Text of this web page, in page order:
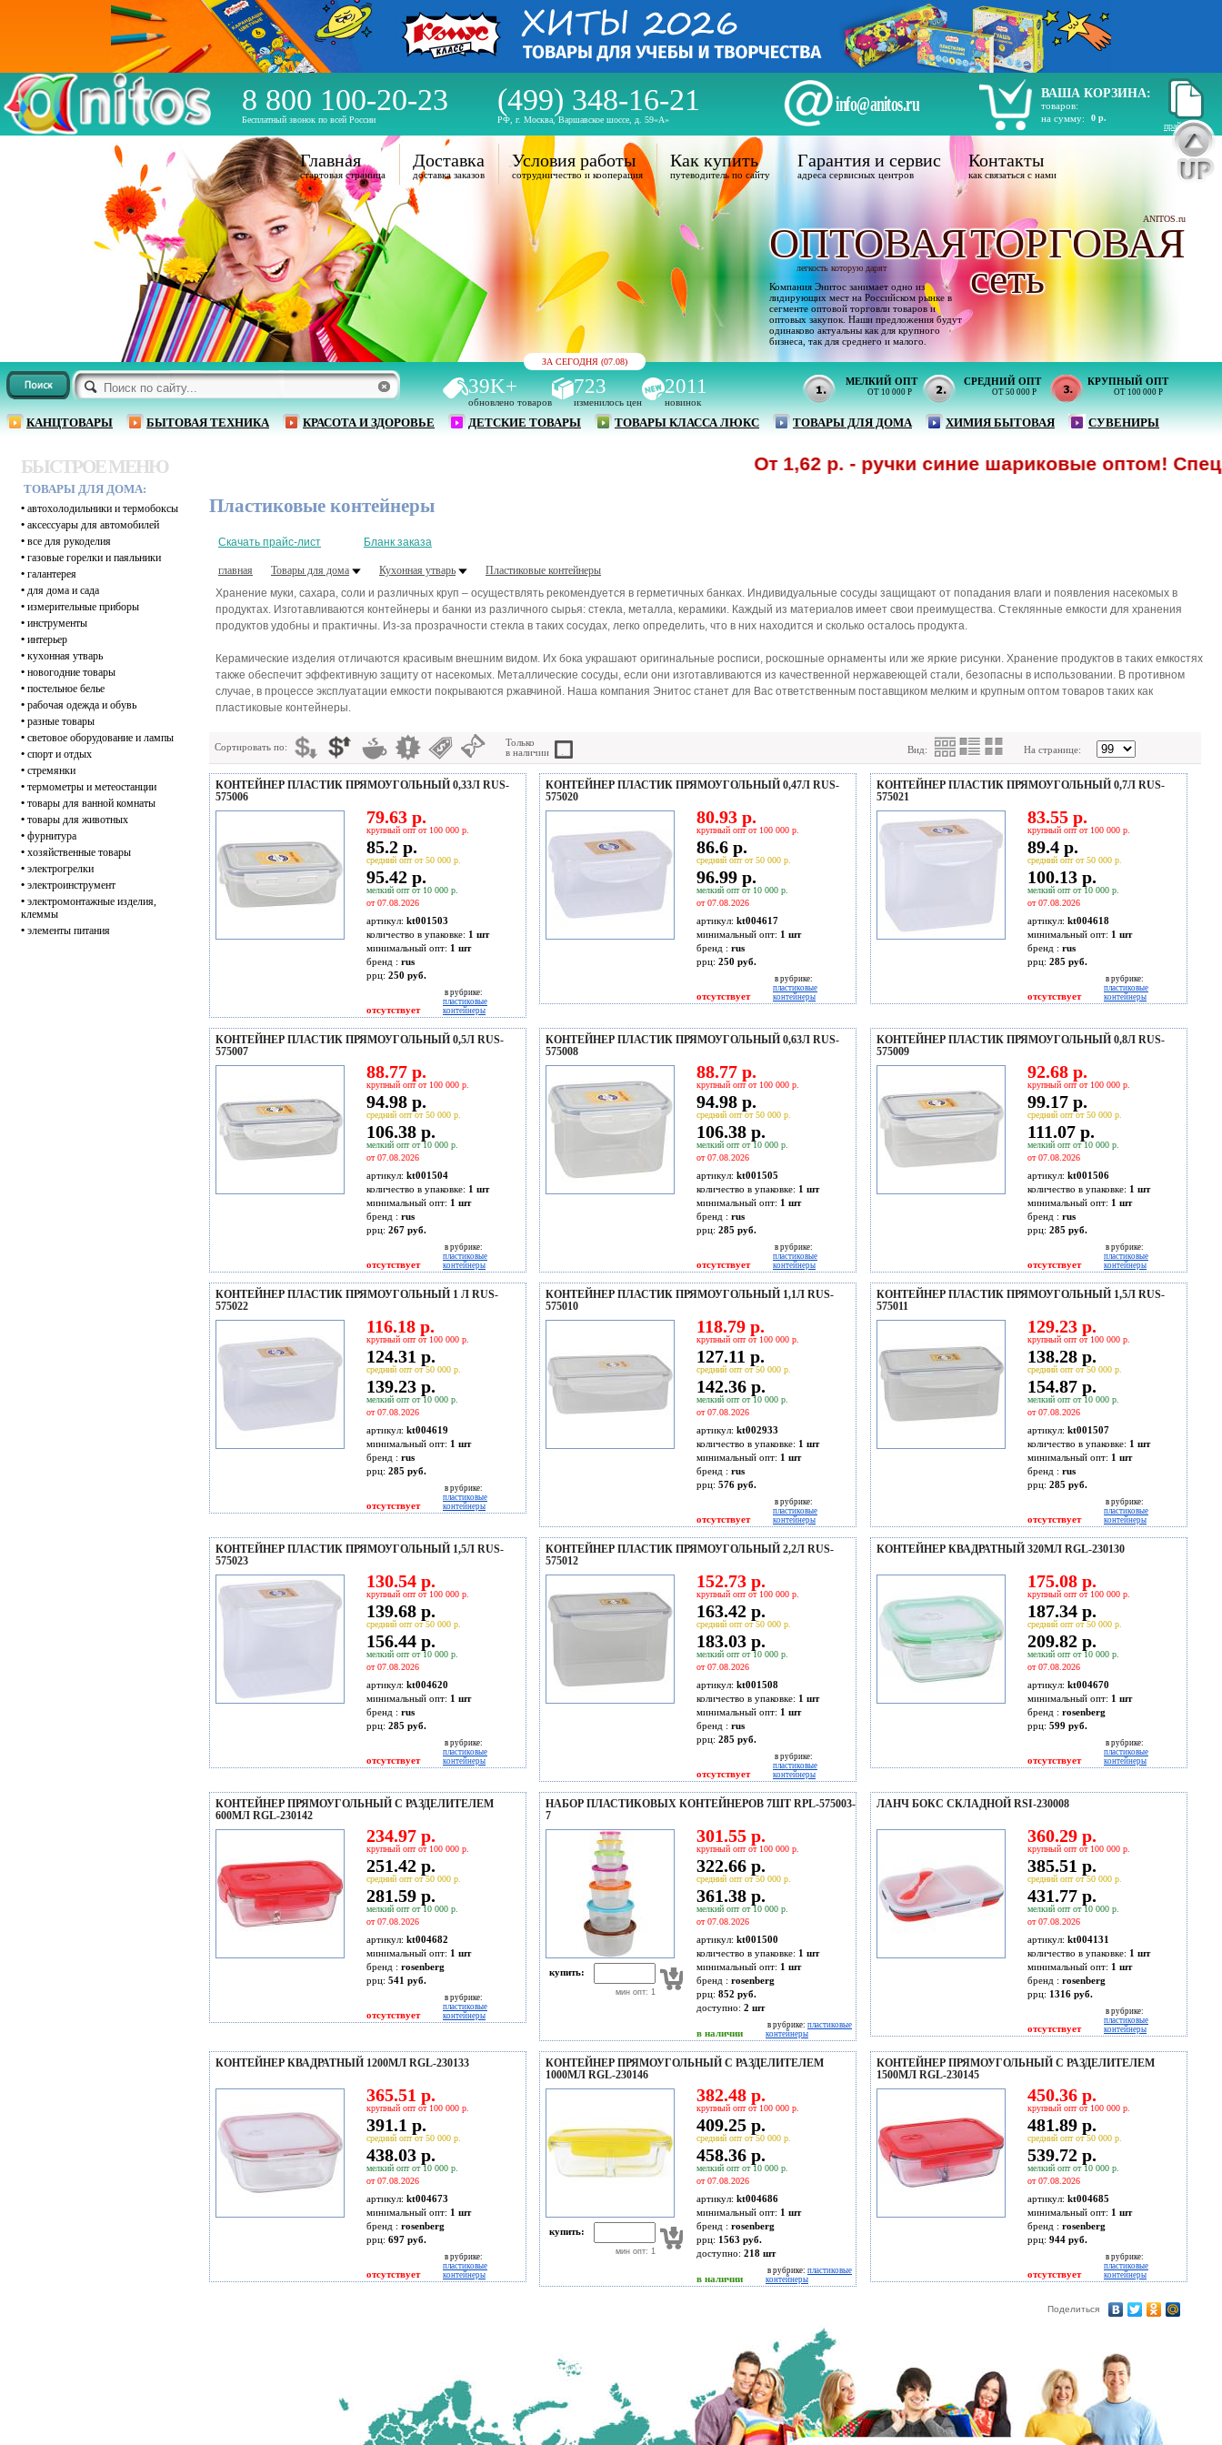
8 800 100-20-23
Бесплатный звонок по всей России
(499) 348-16-21
РФ, г. Москва, Варшавское шоссе, д. 59«А»
info@anitos.ru
ВАША КОРЗИНА:
товаров:
на сумму:
0 р.
прайс лист
ЗА СЕГОДНЯ (07.08)
39K+
обновлено товаров
723
изменилось цен
2011
новинок
МЕЛКИЙ ОПТ
ОТ 10 000 Р
СРЕДНИЙ ОПТ
ОТ 50 000 Р
КРУПНЫЙ ОПТ
ОТ 100 000 Р
КАНЦТОВАРЫ БЫТОВАЯ ТЕХНИКА КРАСОТА И ЗДОРОВЬЕ ДЕТСКИЕ ТОВАРЫ ТОВАРЫ КЛАССА ЛЮКС ТОВАРЫ ДЛЯ ДОМА ХИМИЯ БЫТОВАЯ СУВЕНИРЫ
Главная
стартовая страница
Доставка
доставка заказов
Условия работы
сотрудничество и кооперация
Как купить
путеводитель по сайту
Гарантия и сервис
адреса сервисных центров
Контакты
как связаться с нами
ANITOS.ru
ОПТОВАЯТОРГОВАЯ
легкость которую дарят
Компания Энитос занимает одно из
лидирующих мест на Российском рынке в
сегменте оптовой торговли товаров и
оптовых закупок. Наши предложения будут
одинаково актуальны как для крупного
бизнеса, так для среднего и малого.
сеть
БЫСТРОЕ МЕНЮ
ТОВАРЫ ДЛЯ ДОМА:
• автохолодильники и термобоксы
• аксессуары для автомобилей
• все для рукоделия
• газовые горелки и паяльники
• галантерея
• для дома и сада
• измерительные приборы
• инструменты
• интерьер
• кухонная утварь
• новогодние товары
• постельное белье
• рабочая одежда и обувь
• разные товары
• световое оборудование и лампы
• спорт и отдых
• стремянки
• термометры и метеостанции
• товары для ванной комнаты
• товары для животных
• фурнитура
• хозяйственные товары
• электрогрелки
• электроинструмент
• электромонтажные изделия,
клеммы
• элементы питания
От 1,62 р. - ручки синие шариковые оптом!
Пластиковые контейнеры
Скачать прайс-лист Бланк заказа
главная Товары для дома Кухонная утварь
Пластиковые контейнеры
Хранение муки, сахара, соли и различных круп – осуществлять рекомендуется в герметичных банках. Индивидуальные сосуды защищают от попадания влаги и появления насекомых в
продуктах. Изготавливаются контейнеры и банки из различного сырья: стекла, металла, керамики. Каждый из материалов имеет свои преимущества. Стеклянные емкости для хранения
продуктов удобны и практичны. Из-за прозрачности стекла в таких сосудах, легко определить, что в них находится и сколько осталось продукта.
Керамические изделия отличаются красивым внешним видом. Их бока украшают оригинальные росписи, роскошные орнаменты или же яркие рисунки. Хранение продуктов в таких емкостях
также обеспечит эффективную защиту от насекомых. Металлические сосуды, если они изготавливаются из качественной нержавеющей стали, безопасны в использовании. В противном
случае, в процессе эксплуатации емкости покрываются ржавчиной. Наша компания Энитос станет для Вас ответственным поставщиком мелким и крупным оптом товаров таких как
пластиковые контейнеры.
Сортировать по:
Только
в наличии
Вид: На странице:
КОНТЕЙНЕР ПЛАСТИК ПРЯМОУГОЛЬНЫЙ 0,33Л RUS-
575006
79.63 р.
крупный опт от 100 000 р.
85.2 р.
средний опт от 50 000 р.
95.42 р.
мелкий опт от 10 000 р.
от 07.08.2026
артикул: kt001503
количество в упаковке: 1 шт
минимальный опт: 1 шт
бренд : rus
ррц: 250 руб.
отсутствует
в рубрике:
пластиковые
контейнеры
КОНТЕЙНЕР ПЛАСТИК ПРЯМОУГОЛЬНЫЙ 0,47Л RUS-
575020
80.93 р.
крупный опт от 100 000 р.
86.6 р.
средний опт от 50 000 р.
96.99 р.
мелкий опт от 10 000 р.
от 07.08.2026
артикул: kt004617
минимальный опт: 1 шт
бренд : rus
ррц: 250 руб.
отсутствует
в рубрике:
пластиковые
контейнеры
КОНТЕЙНЕР ПЛАСТИК ПРЯМОУГОЛЬНЫЙ 0,7Л RUS-
575021
83.55 р.
крупный опт от 100 000 р.
89.4 р.
средний опт от 50 000 р.
100.13 р.
мелкий опт от 10 000 р.
от 07.08.2026
артикул: kt004618
минимальный опт: 1 шт
бренд : rus
ррц: 285 руб.
отсутствует
в рубрике:
пластиковые
контейнеры
КОНТЕЙНЕР ПЛАСТИК ПРЯМОУГОЛЬНЫЙ 0,5Л RUS-
575007
88.77 р.
крупный опт от 100 000 р.
94.98 р.
средний опт от 50 000 р.
106.38 р.
мелкий опт от 10 000 р.
от 07.08.2026
артикул: kt001504
количество в упаковке: 1 шт
минимальный опт: 1 шт
бренд : rus
ррц: 267 руб.
отсутствует
в рубрике:
пластиковые
контейнеры
КОНТЕЙНЕР ПЛАСТИК ПРЯМОУГОЛЬНЫЙ 0,63Л RUS-
575008
88.77 р.
крупный опт от 100 000 р.
94.98 р.
средний опт от 50 000 р.
106.38 р.
мелкий опт от 10 000 р.
от 07.08.2026
артикул: kt001505
количество в упаковке: 1 шт
минимальный опт: 1 шт
бренд : rus
ррц: 285 руб.
отсутствует
в рубрике:
пластиковые
контейнеры
КОНТЕЙНЕР ПЛАСТИК ПРЯМОУГОЛЬНЫЙ 0,8Л RUS-
575009
92.68 р.
крупный опт от 100 000 р.
99.17 р.
средний опт от 50 000 р.
111.07 р.
мелкий опт от 10 000 р.
от 07.08.2026
артикул: kt001506
количество в упаковке: 1 шт
минимальный опт: 1 шт
бренд : rus
ррц: 285 руб.
отсутствует
в рубрике:
пластиковые
контейнеры
КОНТЕЙНЕР ПЛАСТИК ПРЯМОУГОЛЬНЫЙ 1 Л RUS-
575022
116.18 р.
крупный опт от 100 000 р.
124.31 р.
средний опт от 50 000 р.
139.23 р.
мелкий опт от 10 000 р.
от 07.08.2026
артикул: kt004619
минимальный опт: 1 шт
бренд : rus
ррц: 285 руб.
отсутствует
в рубрике:
пластиковые
контейнеры
КОНТЕЙНЕР ПЛАСТИК ПРЯМОУГОЛЬНЫЙ 1,1Л RUS-
575010
118.79 р.
крупный опт от 100 000 р.
127.11 р.
средний опт от 50 000 р.
142.36 р.
мелкий опт от 10 000 р.
от 07.08.2026
артикул: kt002933
количество в упаковке: 1 шт
минимальный опт: 1 шт
бренд : rus
ррц: 576 руб.
отсутствует
в рубрике:
пластиковые
контейнеры
КОНТЕЙНЕР ПЛАСТИК ПРЯМОУГОЛЬНЫЙ 1,5Л RUS-
575011
129.23 р.
крупный опт от 100 000 р.
138.28 р.
средний опт от 50 000 р.
154.87 р.
мелкий опт от 10 000 р.
от 07.08.2026
артикул: kt001507
количество в упаковке: 1 шт
минимальный опт: 1 шт
бренд : rus
ррц: 285 руб.
отсутствует
в рубрике:
пластиковые
контейнеры
КОНТЕЙНЕР ПЛАСТИК ПРЯМОУГОЛЬНЫЙ 1,5Л RUS-
575023
130.54 р.
крупный опт от 100 000 р.
139.68 р.
средний опт от 50 000 р.
156.44 р.
мелкий опт от 10 000 р.
от 07.08.2026
артикул: kt004620
минимальный опт: 1 шт
бренд : rus
ррц: 285 руб.
отсутствует
в рубрике:
пластиковые
контейнеры
КОНТЕЙНЕР ПЛАСТИК ПРЯМОУГОЛЬНЫЙ 2,2Л RUS-
575012
152.73 р.
крупный опт от 100 000 р.
163.42 р.
средний опт от 50 000 р.
183.03 р.
мелкий опт от 10 000 р.
от 07.08.2026
артикул: kt001508
количество в упаковке: 1 шт
минимальный опт: 1 шт
бренд : rus
ррц: 285 руб.
отсутствует
в рубрике:
пластиковые
контейнеры
КОНТЕЙНЕР КВАДРАТНЫЙ 320МЛ RGL-230130
175.08 р.
крупный опт от 100 000 р.
187.34 р.
средний опт от 50 000 р.
209.82 р.
мелкий опт от 10 000 р.
от 07.08.2026
артикул: kt004670
минимальный опт: 1 шт
бренд : rosenberg
ррц: 599 руб.
отсутствует
в рубрике:
пластиковые
контейнеры
КОНТЕЙНЕР ПРЯМОУГОЛЬНЫЙ С РАЗДЕЛИТЕЛЕМ
600МЛ RGL-230142
234.97 р.
крупный опт от 100 000 р.
251.42 р.
средний опт от 50 000 р.
281.59 р.
мелкий опт от 10 000 р.
от 07.08.2026
артикул: kt004682
минимальный опт: 1 шт
бренд : rosenberg
ррц: 541 руб.
отсутствует
в рубрике:
пластиковые
контейнеры
НАБОР ПЛАСТИКОВЫХ КОНТЕЙНЕРОВ 7ШТ RPL-575003-
7
купить:
мин опт: 1
301.55 р.
крупный опт от 100 000 р.
322.66 р.
средний опт от 50 000 р.
361.38 р.
мелкий опт от 10 000 р.
от 07.08.2026
артикул: kt001500
количество в упаковке: 1 шт
минимальный опт: 1 шт
бренд : rosenberg
ррц: 852 руб.
доступно: 2 шт
в наличии
в рубрике: пластиковые
контейнеры
ЛАНЧ БОКС СКЛАДНОЙ RSI-230008
360.29 р.
крупный опт от 100 000 р.
385.51 р.
средний опт от 50 000 р.
431.77 р.
мелкий опт от 10 000 р.
от 07.08.2026
артикул: kt004131
количество в упаковке: 1 шт
минимальный опт: 1 шт
бренд : rosenberg
ррц: 1316 руб.
отсутствует
в рубрике:
пластиковые
контейнеры
КОНТЕЙНЕР КВАДРАТНЫЙ 1200МЛ RGL-230133
365.51 р.
крупный опт от 100 000 р.
391.1 р.
средний опт от 50 000 р.
438.03 р.
мелкий опт от 10 000 р.
от 07.08.2026
артикул: kt004673
минимальный опт: 1 шт
бренд : rosenberg
ррц: 697 руб.
отсутствует
в рубрике:
пластиковые
контейнеры
КОНТЕЙНЕР ПРЯМОУГОЛЬНЫЙ С РАЗДЕЛИТЕЛЕМ
1000МЛ RGL-230146
купить:
мин опт: 1
382.48 р.
крупный опт от 100 000 р.
409.25 р.
средний опт от 50 000 р.
458.36 р.
мелкий опт от 10 000 р.
от 07.08.2026
артикул: kt004686
минимальный опт: 1 шт
бренд : rosenberg
ррц: 1563 руб.
доступно: 218 шт
в наличии
в рубрике: пластиковые
контейнеры
КОНТЕЙНЕР ПРЯМОУГОЛЬНЫЙ С РАЗДЕЛИТЕЛЕМ
1500МЛ RGL-230145
450.36 р.
крупный опт от 100 000 р.
481.89 р.
средний опт от 50 000 р.
539.72 р.
мелкий опт от 10 000 р.
от 07.08.2026
артикул: kt004685
минимальный опт: 1 шт
бренд : rosenberg
ррц: 944 руб.
отсутствует
в рубрике:
пластиковые
контейнеры
Поделиться